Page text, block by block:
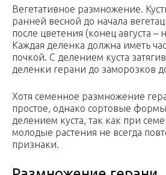
Вегетативное размножение.
ранней весной до начала
после цветения (конец августа –
Каждая деленка должна иметь
почкой. С делением куста
деленки герани до заморозков
Хотя семенное размножение
простое, однако сортовые
делением куста, так как при
молодые растения не всегда
признаки.